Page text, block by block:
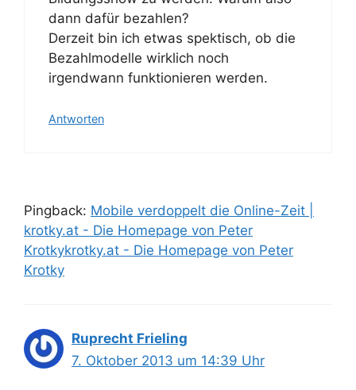
dann dafür bezahlen?
Derzeit bin ich etwas spektisch, ob die
Bezahlmodelle wirklich noch
irgendwann funktionieren werden.
Antworten
Pingback: Mobile verdoppelt die Online-Zeit |
krotky.at - Die Homepage von Peter
Krotkykrotky.at - Die Homepage von Peter
Krotky
Ruprecht Frieling
7. Oktober 2013 um 14:39 Uhr